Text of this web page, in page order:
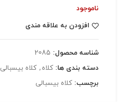
ناموجود
افزودن به علاقه مندی
شناسه محصول: 2085
دسته بندی ها: کلاه , کلاه بیسبالی
برچسب: کلاه بیسبالی